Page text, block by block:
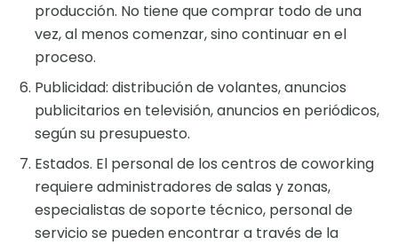
producción. No tiene que comprar todo de una
vez, al menos comenzar, sino continuar en el
proceso.
Publicidad: distribución de volantes, anuncios
publicitarios en televisión, anuncios en periódicos,
según su presupuesto.
Estados. El personal de los centros de coworking
requiere administradores de salas y zonas,
especialistas de soporte técnico, personal de
servicio se pueden encontrar a través de la